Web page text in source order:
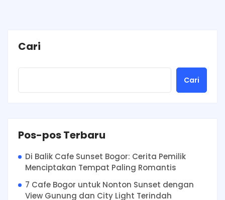
Cari
Cari
Pos-pos Terbaru
Di Balik Cafe Sunset Bogor: Cerita Pemilik
Menciptakan Tempat Paling Romantis
7 Cafe Bogor untuk Nonton Sunset dengan
View Gunung dan City Light Terindah